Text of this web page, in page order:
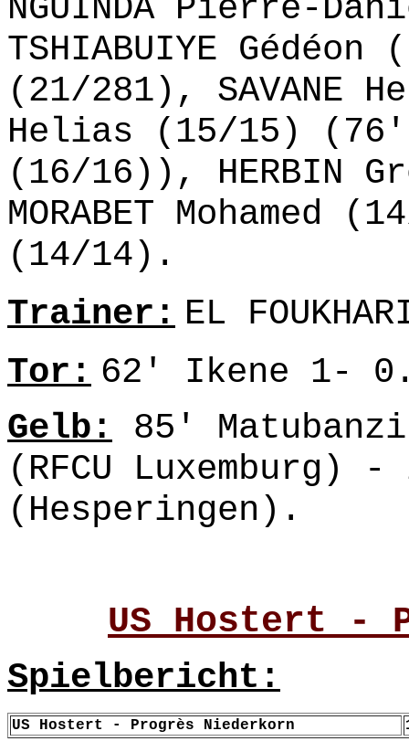
NGUINDA Pierre-
TSHIABUIYE
(21/281), SAVANE
Helias (15/15) (76'
(16/16)), HERBIN
MORABET Mohamed
(14/14).
Trainer: EL
Tor: 62' Ikene 1-
Gelb: 85'
(RFCU Luxemburg)
(Hesperingen).
US Hostert -
Spielbericht:
US Hostert - Progrès Niederkorn